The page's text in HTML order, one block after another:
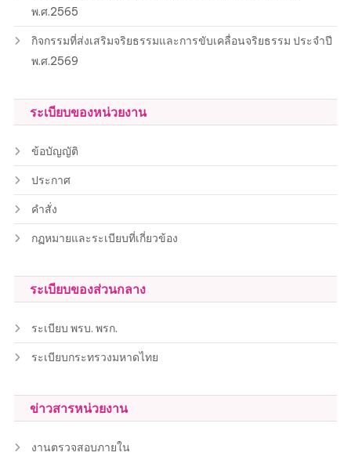
พ.ศ.2565
กิจกรรมที่ส่งเสริมจริยธรรมและการขับเคลื่อนจริยธรรม ประจำปี
พ.ศ.2569
ระเบียบของหน่วยงาน
ข้อบัญญัติ
ประกาศ
คำสั่ง
กฏหมายและระเบียบที่เกี่ยวข้อง
ระเบียบของส่วนกลาง
ระเบียบ พรบ. พรก.
ระเบียบกระทรวงมหาดไทย
ข่าวสารหน่วยงาน
งานตรวจสอบภายใน